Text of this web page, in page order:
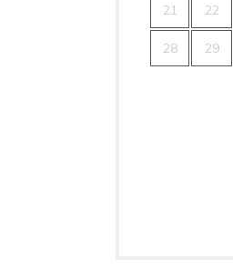
21 22
28 29